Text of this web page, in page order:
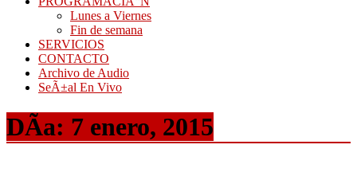
Lunes a Viernes
Fin de semana
SERVICIOS
CONTACTO
Archivo de Audio
SeÃ±al En Vivo
DÃ­a: 7 enero, 2015